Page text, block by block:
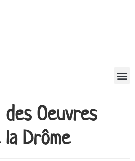
Oeuvres
Drôme